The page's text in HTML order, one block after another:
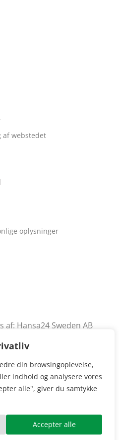
din browsingoplevelse,
indhold og analysere vores
alle", giver du samtykke
Accepter alle
af webstedet
oplysninger
Hansa24 Sweden AB
Stockholm, Sverige.
, vi opererer også i følgende